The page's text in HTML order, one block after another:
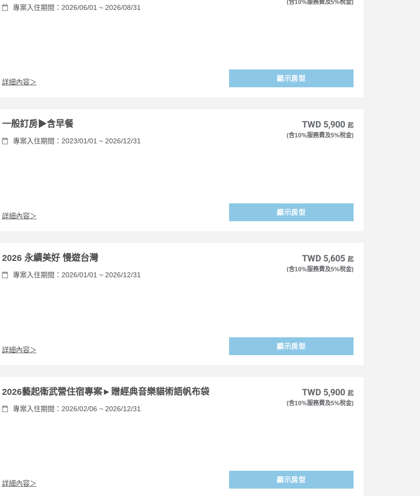
專案入住期間：2026/06/01 ~ 2026/08/31
詳細內容＞
(含10%服務費及5%稅金)
顯示房型
一般訂房▶含早餐
專案入住期間：2023/01/01 ~ 2026/12/31
詳細內容＞
TWD 5,900 起
(含10%服務費及5%稅金)
顯示房型
2026 永續美好 慢遊台灣
專案入住期間：2026/01/01 ~ 2026/12/31
詳細內容＞
TWD 5,605 起
(含10%服務費及5%稅金)
顯示房型
2026藝起衛武營住宿專案►贈經典音樂貓術語帆布袋
專案入住期間：2026/02/06 ~ 2026/12/31
詳細內容＞
TWD 5,900 起
(含10%服務費及5%稅金)
顯示房型